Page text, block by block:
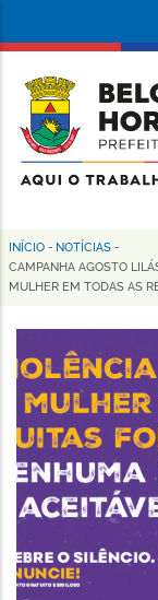
conteúdo
principal
da
Prefeitura
de
Horizonte
Trilha
de
navegação
INÍCIO - NOTÍCIAS -
CAMPANHA AGOSTO
MULHER EM TODAS AS